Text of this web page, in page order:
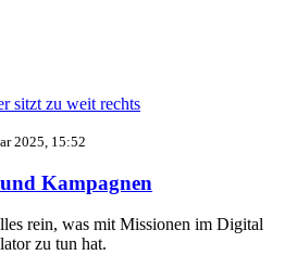
sitzt zu weit rechts
2025, 15:52
Kampagnen
rein, was mit Missionen im Digital
zu tun hat.